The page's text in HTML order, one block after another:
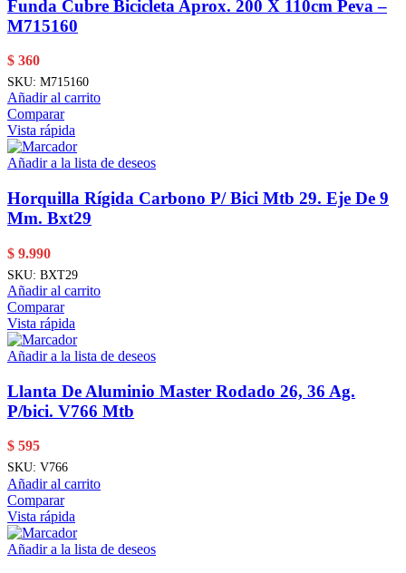
Funda Cubre Bicicleta Aprox. 200 X 110cm Peva –
M715160
$ 360
SKU: M715160
Añadir al carrito
Comparar
Vista rápida
Añadir a la lista de deseos
Horquilla Rígida Carbono P/ Bici Mtb 29. Eje De 9
Mm. Bxt29
$ 9.990
SKU: BXT29
Añadir al carrito
Comparar
Vista rápida
Añadir a la lista de deseos
Llanta De Aluminio Master Rodado 26, 36 Ag.
P/bici. V766 Mtb
$ 595
SKU: V766
Añadir al carrito
Comparar
Vista rápida
Añadir a la lista de deseos